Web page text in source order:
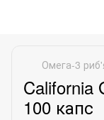
Омега-3
California
100 капс